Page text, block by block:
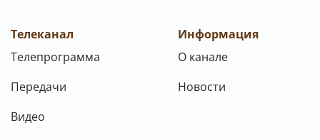
Телеканал
Телепрограмма
Передачи
Видео
Информация
О канале
Новости